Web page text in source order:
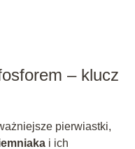
– klucz
pierwiastki,
i ich